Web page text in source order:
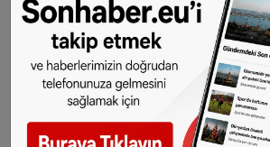
komutanlardan Yasser
çarpışma henüz başlamadı.
bekliyoruz ve düşman
noktaları bulmaya çalışıyoruz.
çoğu Hizbullah ve İranlı